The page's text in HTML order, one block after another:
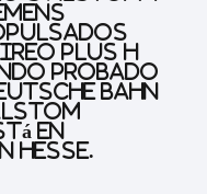
Plus H
probado
Bahn
en